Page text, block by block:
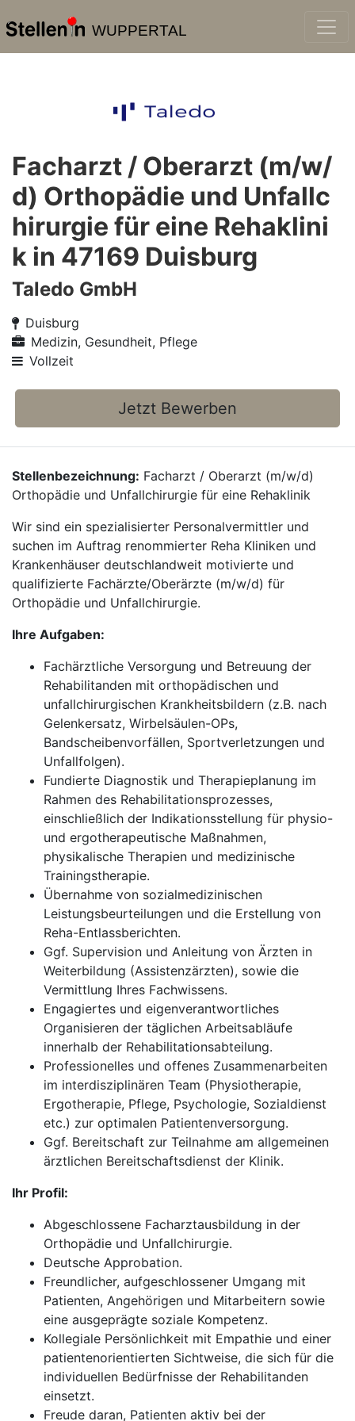
WUPPERTAL
Facharzt / Oberarzt (m/w/
d) Orthopädie und Unfallc
hirurgie für eine Rehaklini
k in 47169 Duisburg
Taledo GmbH
Duisburg
Medizin, Gesundheit, Pflege
Vollzeit
Jetzt Bewerben
Stellenbezeichnung: Facharzt / Oberarzt (m/w/d)
Orthopädie und Unfallchirurgie für eine Rehaklinik
Wir sind ein spezialisierter Personalvermittler und
suchen im Auftrag renommierter Reha Kliniken und
Krankenhäuser deutschlandweit motivierte und
qualifizierte Fachärzte/Oberärzte (m/w/d) für
Orthopädie und Unfallchirurgie.
Ihre Aufgaben:
Fachärztliche Versorgung und Betreuung der
Rehabilitanden mit orthopädischen und
unfallchirurgischen Krankheitsbildern (z.B. nach
Gelenkersatz, Wirbelsäulen-OPs,
Bandscheibenvorfällen, Sportverletzungen und
Unfallfolgen).
Fundierte Diagnostik und Therapieplanung im
Rahmen des Rehabilitationsprozesses,
einschließlich der Indikationsstellung für physio-
und ergotherapeutische Maßnahmen,
physikalische Therapien und medizinische
Trainingstherapie.
Übernahme von sozialmedizinischen
Leistungsbeurteilungen und die Erstellung von
Reha-Entlassberichten.
Ggf. Supervision und Anleitung von Ärzten in
Weiterbildung (Assistenzärzten), sowie die
Vermittlung Ihres Fachwissens.
Engagiertes und eigenverantwortliches
Organisieren der täglichen Arbeitsabläufe
innerhalb der Rehabilitationsabteilung.
Professionelles und offenes Zusammenarbeiten
im interdisziplinären Team (Physiotherapie,
Ergotherapie, Pflege, Psychologie, Sozialdienst
etc.) zur optimalen Patientenversorgung.
Ggf. Bereitschaft zur Teilnahme am allgemeinen
ärztlichen Bereitschaftsdienst der Klinik.
Ihr Profil:
Abgeschlossene Facharztausbildung in der
Orthopädie und Unfallchirurgie.
Deutsche Approbation.
Freundlicher, aufgeschlossener Umgang mit
Patienten, Angehörigen und Mitarbeitern sowie
eine ausgeprägte soziale Kompetenz.
Kollegiale Persönlichkeit mit Empathie und einer
patientenorientierten Sichtweise, die sich für die
individuellen Bedürfnisse der Rehabilitanden
einsetzt.
Freude daran, Patienten aktiv bei der